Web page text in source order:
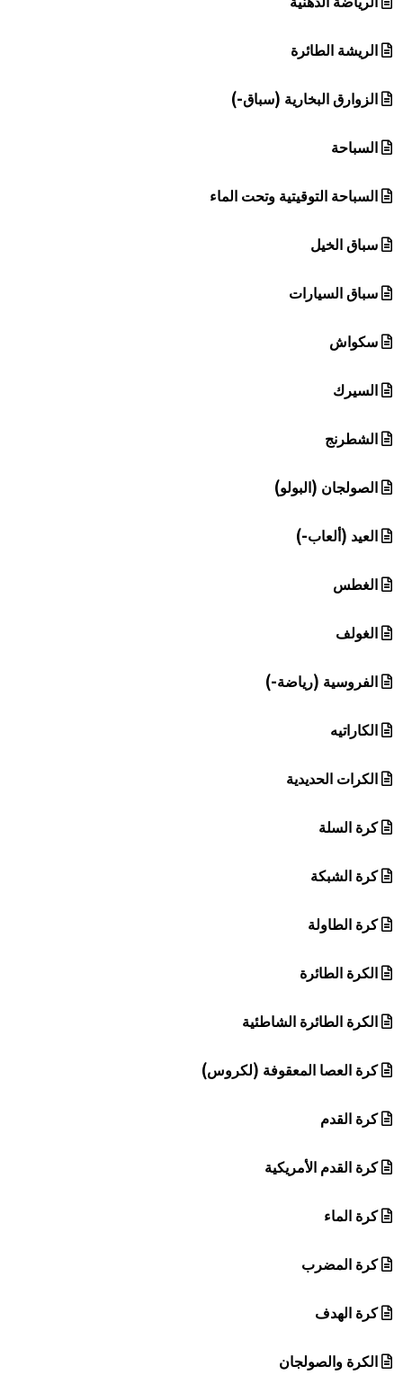
الريشة الطائرة
الزوارق البخارية (سباق-)
السباحة
السباحة التوقيتية وتحت الماء
سباق الخيل
سباق السيارات
سكواش
السيرك
الشطرنج
الصولجان (البولو)
العيد (ألعاب-)
الغطس
الغولف
الفروسية (رياضة-)
الكاراتيه
الكرات الحديدية
كرة السلة
كرة الشبكة
كرة الطاولة
الكرة الطائرة
الكرة الطائرة الشاطئية
كرة العصا المعقوفة (لكروس)
كرة القدم
كرة القدم الأمريكية
كرة الماء
كرة المضرب
كرة الهدف
الكرة والصولجان